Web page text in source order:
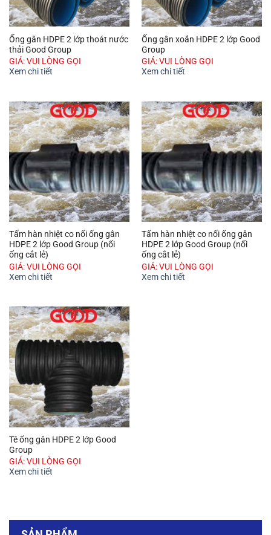
Ống gân HDPE 2 lớp thoát nước
thải Good Group
GIÁ: VUI LÒNG GỌI
Xem chi tiết
Ống gân xoắn HDPE 2 lớp Good
Group
GIÁ: VUI LÒNG GỌI
Xem chi tiết
Tấm hàn nhiệt co nối ống gân
HDPE 2 lớp Good Group (nối
ống cắt lẻ)
GIÁ: VUI LÒNG GỌI
Xem chi tiết
Tấm hàn nhiệt co nối ống gân
HDPE 2 lớp Good Group (nối
ống cắt lẻ)
GIÁ: VUI LÒNG GỌI
Xem chi tiết
Tê ống gân HDPE 2 lớp Good
Group
GIÁ: VUI LÒNG GỌI
Xem chi tiết